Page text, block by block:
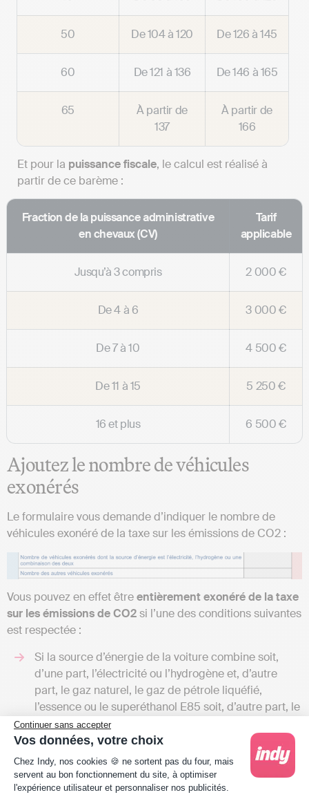
Continuer sans accepter
Vos données, votre choix
Plateforme de Gestion du Consentement :
Chez Indy, nos cookies 🍪 ne sortent pas du four, mais
servent au bon fonctionnement du site, à optimiser
l'expérience utilisateur et personnaliser nos publicités.
50 De 104 à 120 De 126 à 145
60 De 121 à 136 De 146 à 165
65
À partir de
137
À partir de
166
Et pour la puissance fiscale, le calcul est réalisé à
partir de ce barème :
Fraction de la puissance administrative
en chevaux (CV)
Tarif
applicable
Jusqu’à 3 compris 2 000 €
De 4 à 6 3 000 €
De 7 à 10 4 500 €
De 11 à 15 5 250 €
16 et plus 6 500 €
Ajoutez le nombre de véhicules
exonérés
Le formulaire vous demande d’indiquer le nombre de
véhicules exonéré de la taxe sur les émissions de CO2 :
Vous pouvez en effet êtreentièrement exonéré de la taxe
sur les émissions de CO2si l’une des conditions suivantes
est respectée :
Si la source d’énergie de la voiture combine soit,
d’une part, l’électricité ou l’hydrogène et, d’autre
part, le gaz naturel, le gaz de pétrole liquéfié,
l’essence ou le superéthanol E85 soit, d’autre part, le
gaz naturel ou le gaz de pétrole liquéfié et, d’autre
part, l’essence ou le superéthanol E85 ;
Si les émissions de CO2 sont inférieures à 60 g/km
pour tout véhicule électrique ou hybride.